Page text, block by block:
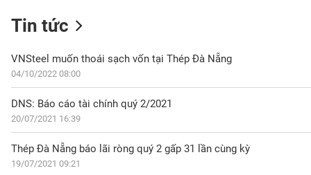
Tin tức
VNSteel muốn thoái sạch vốn tại Thép Đà Nẵng
04/10/2022 08:00
DNS: Báo cáo tài chính quý 2/2021
20/07/2021 16:39
Thép Đà Nẵng báo lãi ròng quý 2 gấp 31 lần cùng kỳ
19/07/2021 09:21
DOANH
NGHIỆP
CỔ